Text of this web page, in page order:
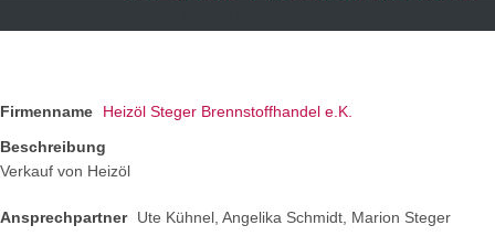
Firmenname
Heizöl Steger Brennstoffhandel e.K.
Beschreibung
Verkauf von Heizöl
Ansprechpartner
Ute Kühnel, Angelika Schmidt, Marion Steger